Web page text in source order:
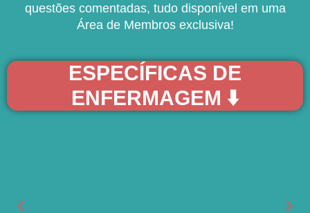
questões comentadas, tudo disponível em uma
Área de Membros exclusiva!
ESPECÍFICAS DE
ENFERMAGEM ⬇️